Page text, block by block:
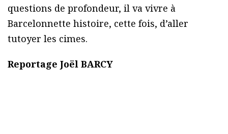
questions de profondeur, il va vivre à
Barcelonnette histoire, cette fois, d’aller
tutoyer les cimes.
Reportage Joël BARCY